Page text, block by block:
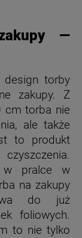
—
design torby
zakupy. Z
cm torba nie
ale także
to produkt
w pralce w
na zakupy
do już
foliowych.
to nie tylko